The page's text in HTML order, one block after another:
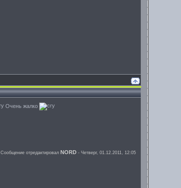
Очень жалко
Сообщение отредактировал NORD - Четверг, 01.12.2011, 12:05